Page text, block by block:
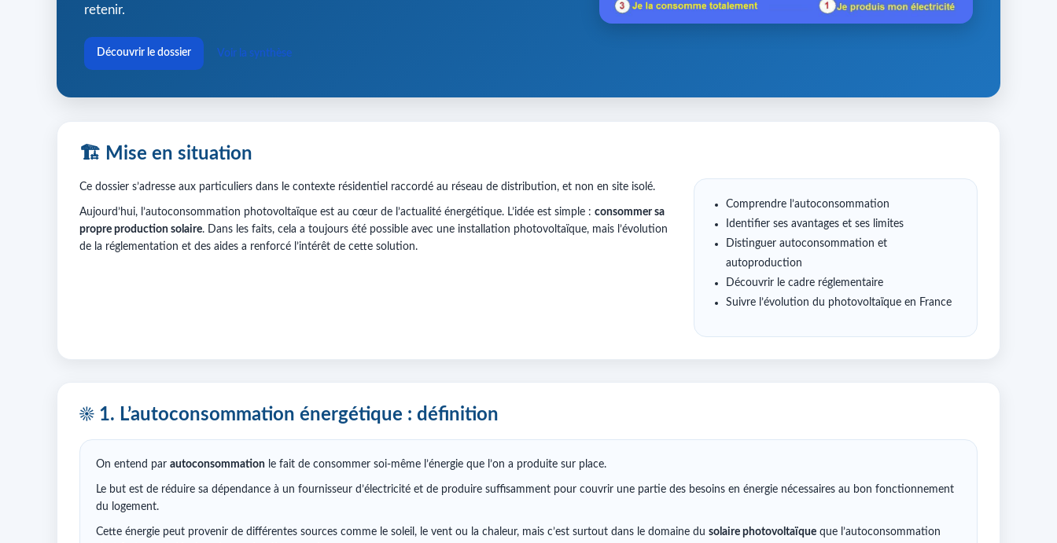
retenir.
Découvrir le dossier Voir la synthèse
🏗️ Mise en situation
Ce dossier s’adresse aux particuliers dans le contexte résidentiel raccordé au réseau de distribution, et non en site isolé.
Aujourd’hui, l’autoconsommation photovoltaïque est au cœur de l’actualité énergétique. L’idée est simple : consommer sa
propre production solaire. Dans les faits, cela a toujours été possible avec une installation photovoltaïque, mais l’évolution
de la réglementation et des aides a renforcé l’intérêt de cette solution.
Comprendre l’autoconsommation
Identifier ses avantages et ses limites
Distinguer autoconsommation et
autoproduction
Découvrir le cadre réglementaire
Suivre l’évolution du photovoltaïque en France
☀️ 1. L’autoconsommation énergétique : définition
On entend par autoconsommation le fait de consommer soi-même l’énergie que l’on a produite sur place.
Le but est de réduire sa dépendance à un fournisseur d’électricité et de produire suffisamment pour couvrir une partie des besoins en énergie nécessaires au bon fonctionnement
du logement.
Cette énergie peut provenir de différentes sources comme le soleil, le vent ou la chaleur, mais c’est surtout dans le domaine du solaire photovoltaïque que l’autoconsommation